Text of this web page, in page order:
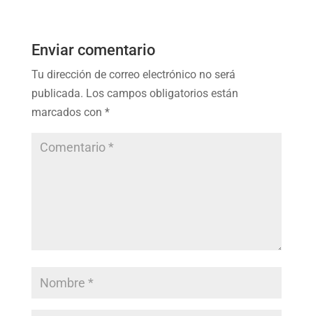
Enviar comentario
Tu dirección de correo electrónico no será
publicada. Los campos obligatorios están
marcados con *